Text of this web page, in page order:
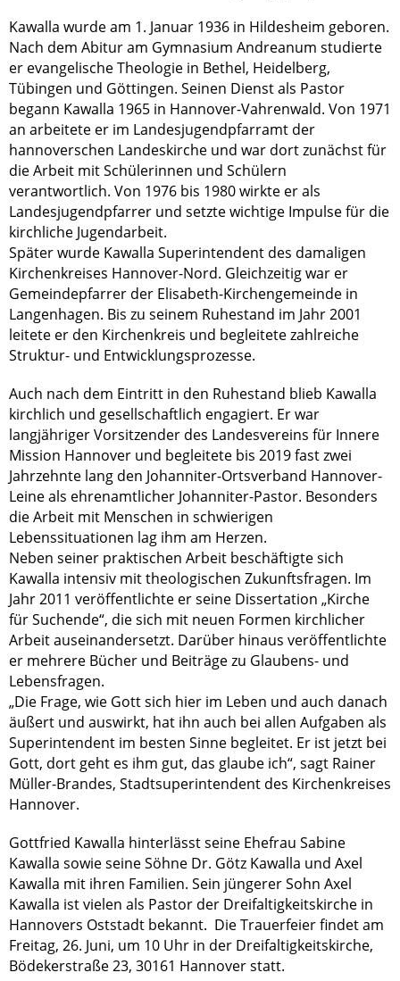
Kawalla wurde am 1. Januar 1936 in Hildesheim geboren.
Nach dem Abitur am Gymnasium Andreanum studierte
er evangelische Theologie in Bethel, Heidelberg,
Tübingen und Göttingen. Seinen Dienst als Pastor
begann Kawalla 1965 in Hannover-Vahrenwald. Von 1971
an arbeitete er im Landesjugendpfarramt der
hannoverschen Landeskirche und war dort zunächst für
die Arbeit mit Schülerinnen und Schülern
verantwortlich. Von 1976 bis 1980 wirkte er als
Landesjugendpfarrer und setzte wichtige Impulse für die
kirchliche Jugendarbeit.
Später wurde Kawalla Superintendent des damaligen
Kirchenkreises Hannover-Nord. Gleichzeitig war er
Gemeindepfarrer der Elisabeth-Kirchengemeinde in
Langenhagen. Bis zu seinem Ruhestand im Jahr 2001
leitete er den Kirchenkreis und begleitete zahlreiche
Struktur- und Entwicklungsprozesse.
Auch nach dem Eintritt in den Ruhestand blieb Kawalla
kirchlich und gesellschaftlich engagiert. Er war
langjähriger Vorsitzender des Landesvereins für Innere
Mission Hannover und begleitete bis 2019 fast zwei
Jahrzehnte lang den Johanniter-Ortsverband Hannover-
Leine als ehrenamtlicher Johanniter-Pastor. Besonders
die Arbeit mit Menschen in schwierigen
Lebenssituationen lag ihm am Herzen.
Neben seiner praktischen Arbeit beschäftigte sich
Kawalla intensiv mit theologischen Zukunftsfragen. Im
Jahr 2011 veröffentlichte er seine Dissertation „Kirche
für Suchende“, die sich mit neuen Formen kirchlicher
Arbeit auseinandersetzt. Darüber hinaus veröffentlichte
er mehrere Bücher und Beiträge zu Glaubens- und
Lebensfragen.
„Die Frage, wie Gott sich hier im Leben und auch danach
äußert und auswirkt, hat ihn auch bei allen Aufgaben als
Superintendent im besten Sinne begleitet. Er ist jetzt bei
Gott, dort geht es ihm gut, das glaube ich“, sagt Rainer
Müller-Brandes, Stadtsuperintendent des Kirchenkreises
Hannover.
Gottfried Kawalla hinterlässt seine Ehefrau Sabine
Kawalla sowie seine Söhne Dr. Götz Kawalla und Axel
Kawalla mit ihren Familien. Sein jüngerer Sohn Axel
Kawalla ist vielen als Pastor der Dreifaltigkeitskirche in
Hannovers Oststadt bekannt. Die Trauerfeier findet am
Freitag, 26. Juni, um 10 Uhr in der Dreifaltigkeitskirche,
Bödekerstraße 23, 30161 Hannover statt.